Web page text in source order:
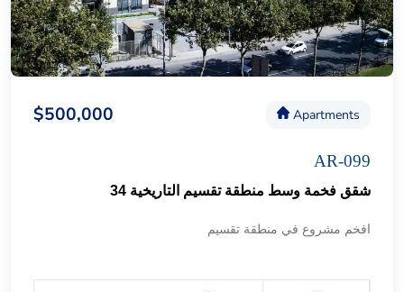
Apartments
$500,000
AR-099
شقق فخمة وسط منطقة تقسيم التاريخية 34
افخم مشروع في منطقة تقسيم